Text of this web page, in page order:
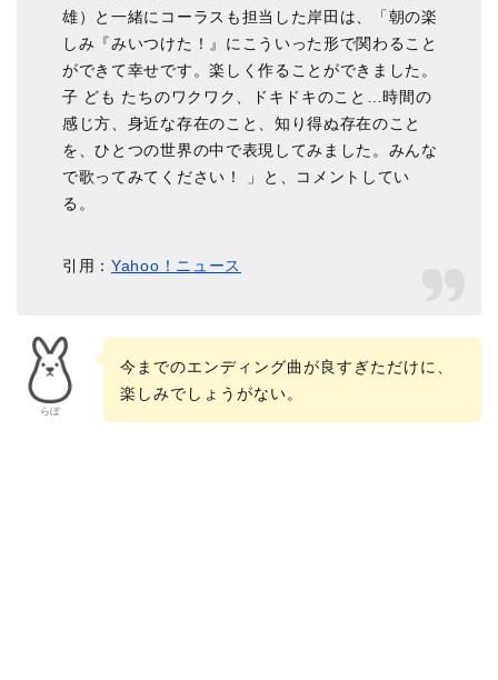
雄 ）と一緒にコーラスも担当した岸田は、「朝の楽
しみ『みいつけた！』にこういった形で関わること
ができて幸せです。楽しく作ることができました。
子 ども たちのワクワク、ドキドキのこと…時間の
感じ方、身近な存在のこと、知り得ぬ存在のこと
を、ひとつの世界の中で表現してみました。みんな
で歌ってみてください！ 」と、コメントしてい
る。
引用：Yahoo！ニュース
らぼ
今までのエンディング曲が良すぎただけに、
楽しみでしょうがない。